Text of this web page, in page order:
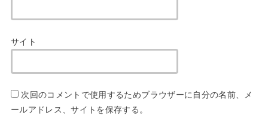
サイト
次回のコメントで使用するためブラウザーに自分の名前、メ
ールアドレス、サイトを保存する。